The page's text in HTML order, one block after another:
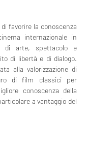
favorire la conoscenza
internazionale in
arte, spettacolo e
di libertà e di dialogo.
alla valorizzazione di
di film classici per
conoscenza della
a vantaggio del